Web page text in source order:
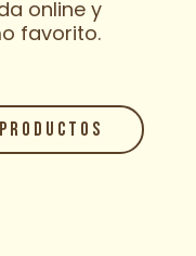
online y
favorito.